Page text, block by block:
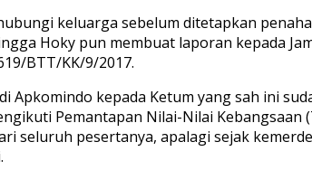
keluarga sebelum ditetapkan
Hoky pun membuat laporan kepada
BTT/KK/9/2017.
Apkomindo kepada Ketum yang sah ini
Pemantapan Nilai-Nilai
seluruh pesertanya, apalagi sejak